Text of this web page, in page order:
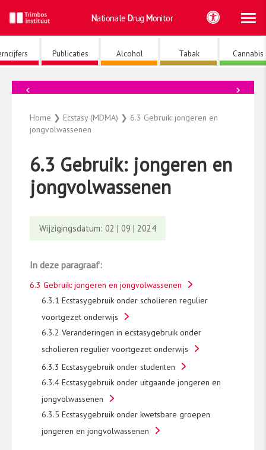
naar
de
inhoud
Nationale Drug Monitor
Publicaties Alcohol Tabak Cannabis
Home ❯ Ecstasy (MDMA) ❯ 6.3 Gebruik: jongeren en
jongvolwassenen
6.3 Gebruik: jongeren en
jongvolwassenen
Wijzigingsdatum: 02 | 09 | 2024
In deze paragraaf:
6.3 Gebruik: jongeren en jongvolwassenen
6.3.1 Ecstasygebruik onder scholieren regulier
voortgezet onderwijs
6.3.2 Veranderingen in ecstasygebruik onder
scholieren regulier voortgezet onderwijs
6.3.3 Ecstasygebruik onder studenten
6.3.4 Ecstasygebruik onder uitgaande jongeren en
jongvolwassenen
6.3.5 Ecstasygebruik onder kwetsbare groepen
jongeren en jongvolwassenen
→
←